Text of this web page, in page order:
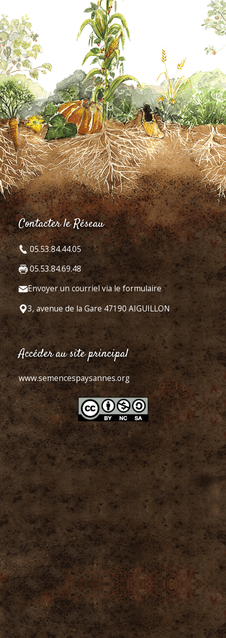
Contacter le Réseau
05.53.84.44.05
05.53.84.69.48
Envoyer un courriel via le formulaire
3, avenue de la Gare 47190 AIGUILLON
Accéder au site principal
www.semencespaysannes.org